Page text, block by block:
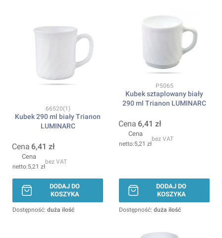
Kod produktu
66520(1)
Kubek 290 ml biały Trianon
LUMINARC
Cena 6,41 zł
Cena
5,21 zł
bez VAT
DODAJ DO
KOSZYKA
Dostępność: duża ilość
Kod produktu
P5065
Kubek sztaplowany biały
290 ml Trianon LUMINARC
Cena 6,41 zł
Cena
5,21 zł
bez VAT
DODAJ DO
KOSZYKA
Dostępność: duża ilość